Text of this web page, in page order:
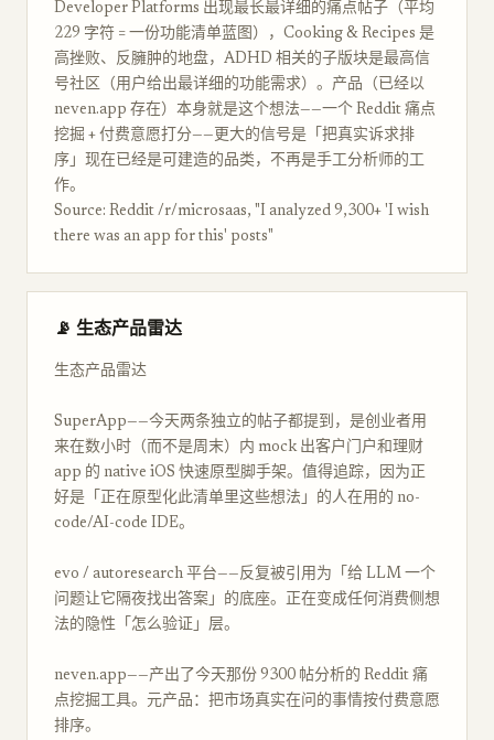
Developer Platforms 出现最长最详细的痛点帖子（平均
229 字符 = 一份功能清单蓝图），Cooking & Recipes 是
高挫败、反臃肿的地盘，ADHD 相关的子版块是最高信
号社区（用户给出最详细的功能需求）。产品（已经以
neven.app 存在）本身就是这个想法——一个 Reddit 痛点
挖掘 + 付费意愿打分——更大的信号是「把真实诉求排
序」现在已经是可建造的品类，不再是手工分析师的工
作。
Source: Reddit /r/microsaas, "I analyzed 9,300+ 'I wish
there was an app for this' posts"
📡 生态产品雷达
生态产品雷达
SuperApp——今天两条独立的帖子都提到，是创业者用
来在数小时（而不是周末）内 mock 出客户门户和理财
app 的 native iOS 快速原型脚手架。值得追踪，因为正
好是「正在原型化此清单里这些想法」的人在用的 no-
code/AI-code IDE。
evo / autoresearch 平台——反复被引用为「给 LLM 一个
问题让它隔夜找出答案」的底座。正在变成任何消费侧想
法的隐性「怎么验证」层。
neven.app——产出了今天那份 9300 帖分析的 Reddit 痛
点挖掘工具。元产品：把市场真实在问的事情按付费意愿
排序。